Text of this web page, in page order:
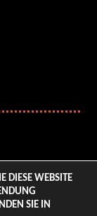
Magazine.
DIESE WEBSITE
SIE IN